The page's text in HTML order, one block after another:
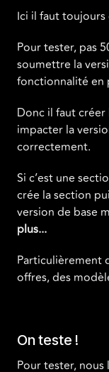
Ici il faut toujours
Pour tester, pas
soumettre la
fonctionnalité en
Donc il faut
impacter la
correctement.
Si c’est une
crée la section
version de base
plus...
Particulièrement
offres, des
On teste !
Pour tester, nous